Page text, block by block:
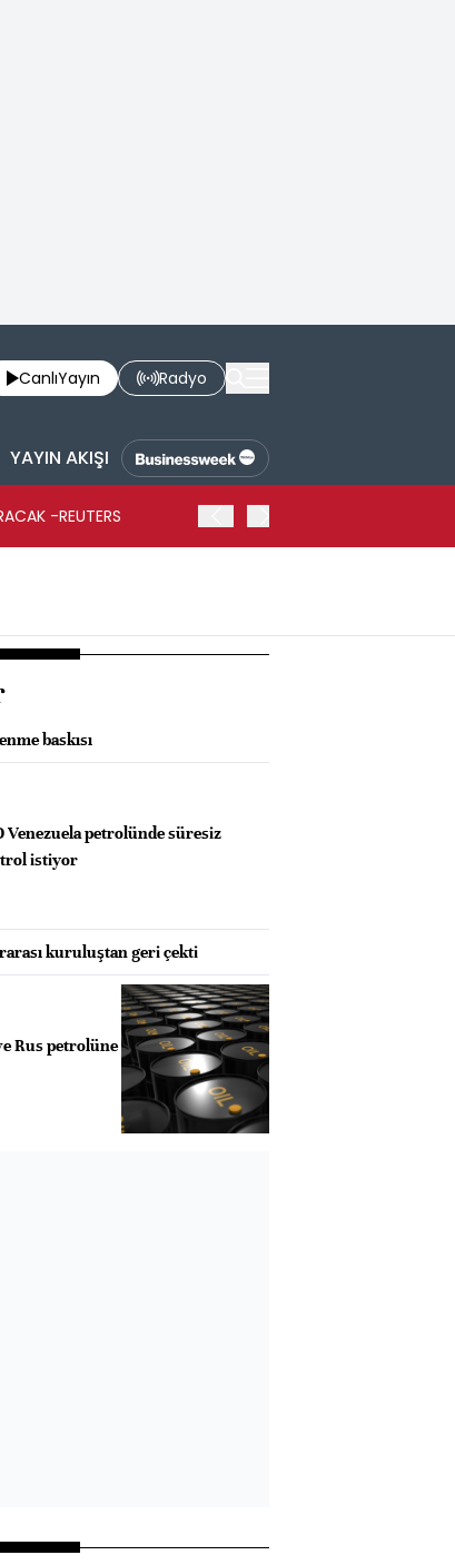
CanlıYayın Radyo
YAYIN AKIŞI
-REUTERS
baskısı
Venezuela petrolünde süresiz
istiyor
kuruluştan geri çekti
Rus petrolüne